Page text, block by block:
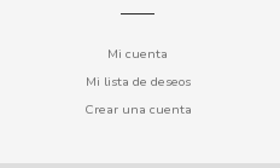
Mi cuenta
Mi lista de deseos
Crear una cuenta